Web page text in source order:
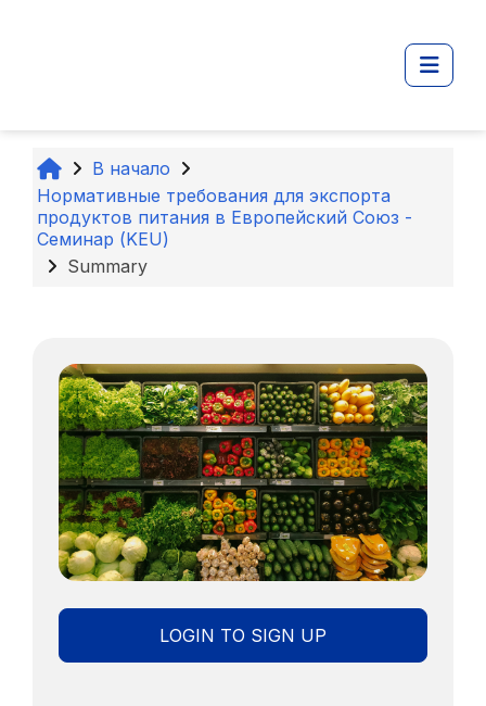
В начало
Нормативные требования для экспорта
продуктов питания в Европейский Союз -
Семинар (KEU)
Summary
LOGIN TO SIGN UP